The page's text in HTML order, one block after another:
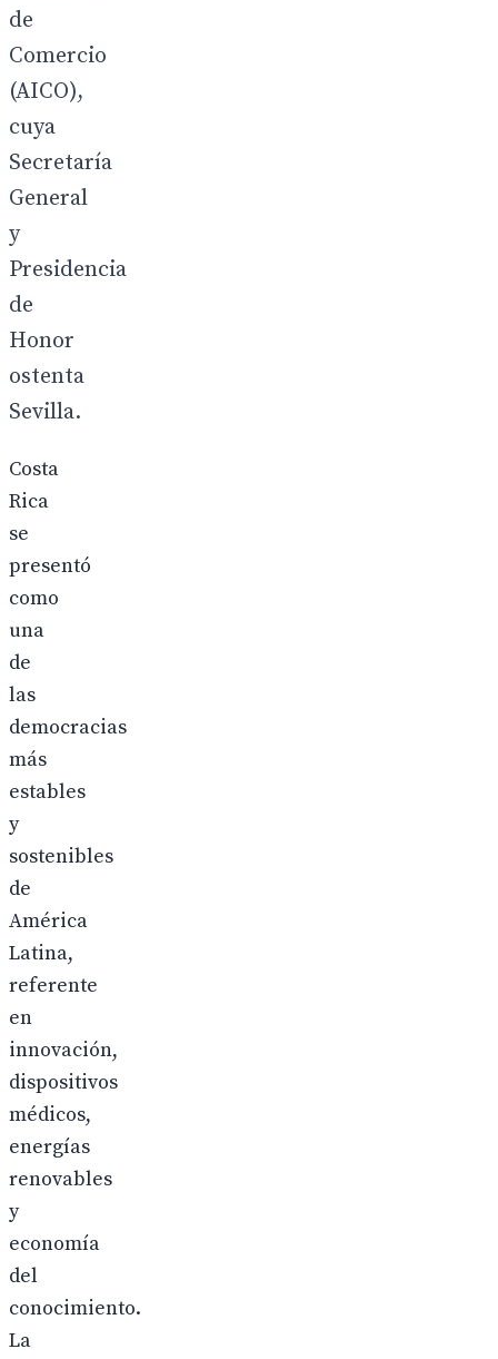
de
Comercio
(AICO),
cuya
Secretaría
General
y
Presidencia
de
Honor
ostenta
Sevilla.
Costa
Rica
se
presentó
como
una
de
las
democracias
más
estables
y
sostenibles
de
América
Latina,
referente
en
innovación,
dispositivos
médicos,
energías
renovables
y
economía
del
conocimiento.
La